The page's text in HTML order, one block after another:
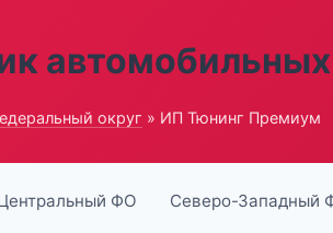
округ » ИП Тюнинг Премиум
ФО Северо-Западный